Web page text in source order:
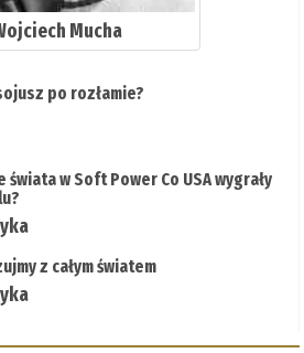
Mucha
po rozłamie?
w Soft Power Co USA wygrały
z całym światem